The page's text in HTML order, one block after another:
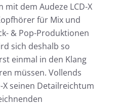
dem Audeze LCD-X
für Mix und
& Pop-Produktionen
sich deshalb so
einmal in den Klang
müssen. Vollends
X seinen Detailreichtum